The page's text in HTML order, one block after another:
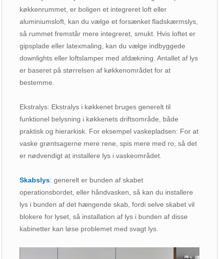
køkkenrummet, er boligen et integreret loft eller
aluminiumsloft, kan du vælge et forsænket fladskærmslys,
så rummet fremstår mere integreret, smukt. Hvis loftet er
gipsplade eller latexmaling, kan du vælge indbyggede
downlights eller loftslamper med afdækning. Antallet af lys
er baseret på størrelsen af ​​køkkenområdet for at
bestemme.
Ekstralys: Ekstralys i køkkenet bruges generelt til
funktionel belysning i køkkenets driftsområde, både
praktisk og hierarkisk. For eksempel vaskepladsen: For at
vaske grøntsagerne mere rene, spis mere med ro, så det
er nødvendigt at installere lys i vaskeområdet.
Skabslys: generelt er bunden af ​​skabet
operationsbordet, eller håndvasken, så kan du installere
lys i bunden af ​​det hængende skab, fordi selve skabet vil
blokere for lyset, så installation af lys i bunden af ​​disse
kabinetter kan løse problemet med svagt lys.